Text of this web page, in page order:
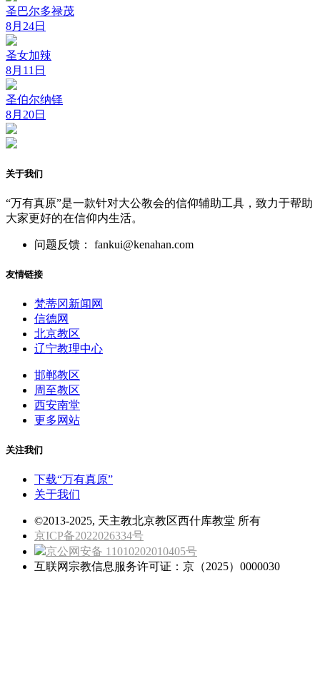
圣巴尔多禄茂
8月24日
圣女加辣
8月11日
圣伯尔纳铎
8月20日
关于我们
“万有真原”是一款针对大公教会的信仰辅助工具，致力于帮助
大家更好的在信仰内生活。
问题反馈： fankui@kenahan.com
友情链接
梵蒂冈新闻网
信德网
北京教区
辽宁教理中心
邯郸教区
周至教区
西安南堂
更多网站
关注我们
下载“万有真原”
关于我们
©2013-2025, 天主教北京教区西什库教堂 所有
京ICP备2022026334号
京公网安备 11010202010405号
互联网宗教信息服务许可证：京（2025）0000030